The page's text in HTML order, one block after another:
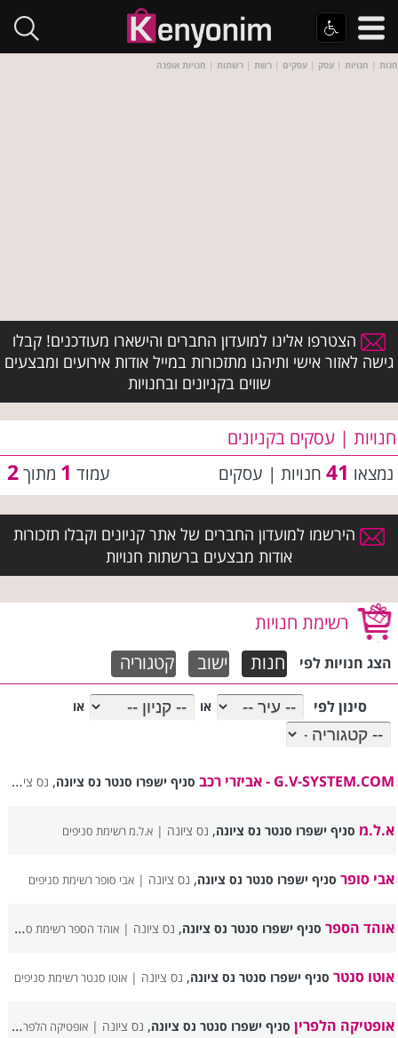
חנות | חנויות | עסק | עסקים | רשת | רשתות | חנויות אופנה
הצטרפו אלינו למועדון החברים והישארו מעודכנים! קבלו
גישה לאזור אישי ותיהנו מתזכורות במייל אודות אירועים ומבצעים
שווים בקניונים ובחנויות
חנויות | עסקים בקניונים
עמוד 1 מתוך2 נמצאו 41 חנויות | עסקים
הירשמו למועדון החברים של אתר קניונים וקבלו תזכורות
אודות מבצעים ברשתות חנויות
רשימת חנויות
הצג חנויות לפי חנות ישוב קטגוריה
סינון לפי או או
G.V-SYSTEM.COM - אביזרי רכב סניף ישפרו סנטר נס ציונה, נס ציונה |
א.ל.מ סניף ישפרו סנטר נס ציונה, נס ציונה |א.ל.מ רשימת סניפים
אבי סופר סניף ישפרו סנטר נס ציונה, נס ציונה |אבי סופר רשימת סניפים
אוהד הספר סניף ישפרו סנטר נס ציונה, נס ציונה |אוהד הספר רשימת סניפים
אוטו סנטר סניף ישפרו סנטר נס ציונה, נס ציונה |אוטו סנטר רשימת סניפים
אופטיקה הלפרין סניף ישפרו סנטר נס ציונה, נס ציונה |אופטיקה הלפרין רשימת סניפים